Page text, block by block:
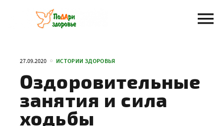
содержанию
27.09.2020 ИСТОРИИ ЗДОРОВЬЯ
Оздоровительные
занятия и сила
ходьбы